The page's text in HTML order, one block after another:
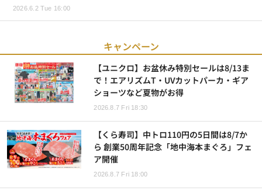
2026.6.2 Tue 16:00
キャンペーン
【ユニクロ】お盆休み特別セールは8/13ま
で！エアリズムT・UVカットパーカ・ギア
ショーツなど夏物がお得
2026.8.7 Fri 18:30
【くら寿司】中トロ110円の5日間は8/7か
ら 創業50周年記念「地中海本まぐろ」フェ
ア開催
2026.8.7 Fri 18:00